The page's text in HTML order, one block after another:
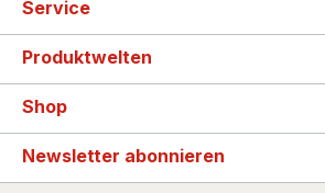
Service
Produktwelten
Shop
Newsletter abonnieren